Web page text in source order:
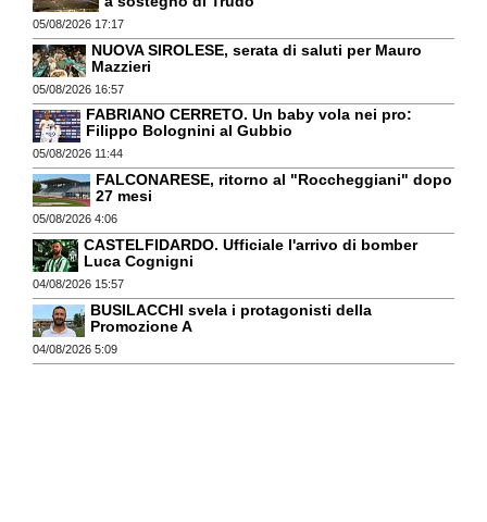
05/08/2026 17:17
NUOVA SIROLESE, serata di saluti per Mauro
Mazzieri
05/08/2026 16:57
FABRIANO CERRETO. Un baby vola nei pro:
Filippo Bolognini al Gubbio
05/08/2026 11:44
FALCONARESE, ritorno al "Roccheggiani" dopo
27 mesi
05/08/2026 4:06
CASTELFIDARDO. Ufficiale l'arrivo di bomber
Luca Cognigni
04/08/2026 15:57
BUSILACCHI svela i protagonisti della
Promozione A
04/08/2026 5:09